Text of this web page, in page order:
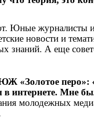
Юные журналисты
новости и
знаний. А еще
перо»:
интернете. Мне
молодежных